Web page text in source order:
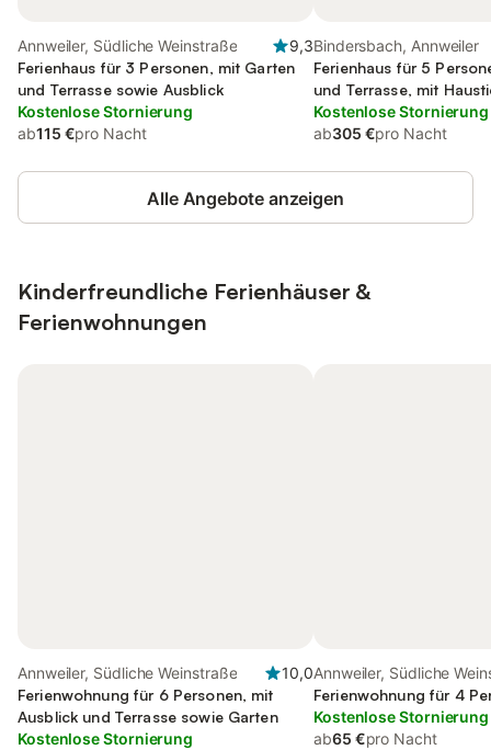
Annweiler, Südliche Weinstraße
9,3
Ferienhaus für 3 Personen, mit Garten
und Terrasse sowie Ausblick
Kostenlose Stornierung
ab115 €pro Nacht
Bindersbach, Annweiler
Ferienhaus für 5
und Terrasse, mit
Kostenlose Stornierung
ab305 €pro Nacht
Alle Angebote anzeigen
Kinderfreundliche Ferienhäuser &
Ferienwohnungen
Annweiler, Südliche Weinstraße
10,0
Ferienwohnung für 6 Personen, mit
Ausblick und Terrasse sowie Garten
Kostenlose Stornierung
Annweiler, Südliche
Ferienwohnung für 4
Kostenlose Stornierung
ab65 €pro Nacht